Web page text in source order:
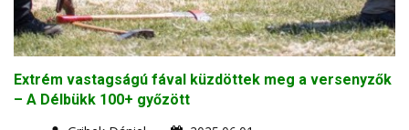
Extrém vastagságú fával küzdöttek meg a versenyzők
– A Délbükk 100+ győzött